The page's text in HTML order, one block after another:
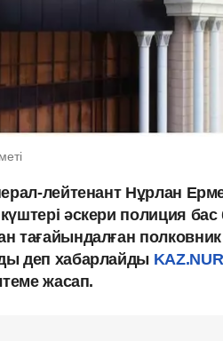
лейтенант Нұрлан
әскери полиция
тағайындалған
деп хабарлайды
жасап.